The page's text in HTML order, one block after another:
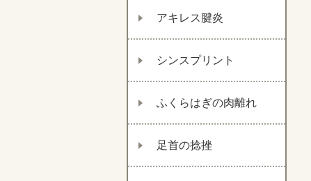
アキレス腱炎
シンスプリント
ふくらはぎの肉離れ
足首の捻挫